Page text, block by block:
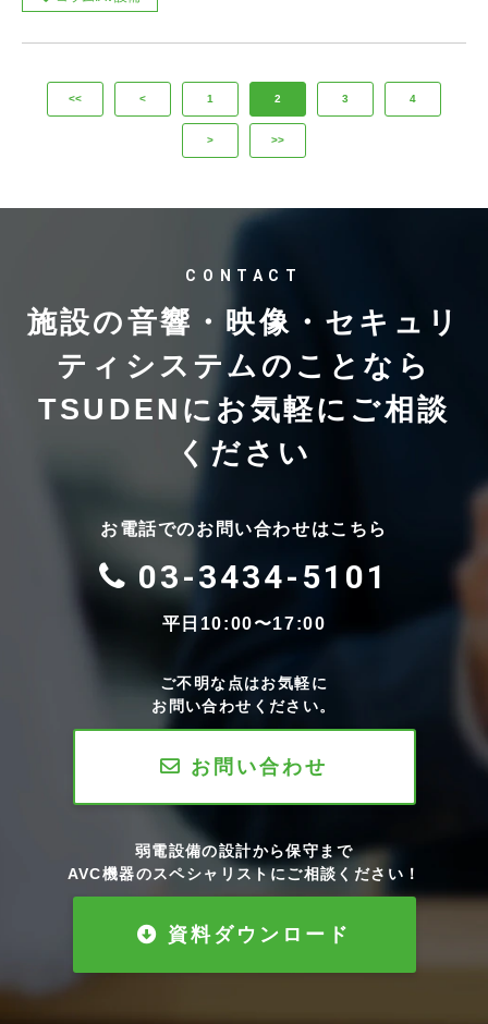
<< < 1 2 3 4
> >>
CONTACT
施設の音響・映像・セキュリ
ティシステムのことなら
TSUDENにお気軽にご相談
ください
お電話でのお問い合わせはこちら
03-3434-5101
平日10:00〜17:00
ご不明な点はお気軽に
お問い合わせください。
お問い合わせ
弱電設備の設計から保守まで
AVC機器のスペシャリストにご相談ください！
資料ダウンロード